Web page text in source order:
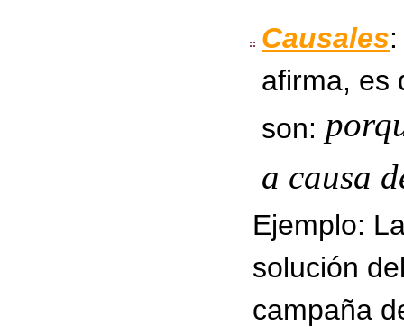
Causales
afirma, es
son:
a causa
Ejemplo:
solución
campaña